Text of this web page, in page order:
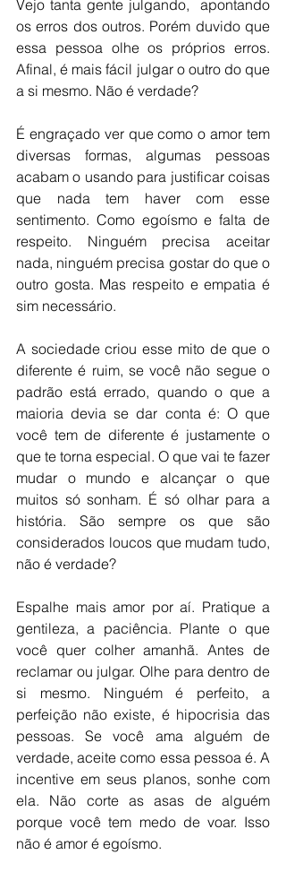
Vejo tanta gente julgando,  apontando
os erros dos outros. Porém duvido que
essa pessoa olhe os próprios erros.
Afinal, é mais fácil julgar o outro do que
a si mesmo. Não é verdade?
É engraçado ver que como o amor tem
diversas formas, algumas pessoas
acabam o usando para justificar coisas
que nada tem haver com esse
sentimento. Como egoísmo e falta de
respeito. Ninguém precisa aceitar
nada, ninguém precisa gostar do que o
outro gosta. Mas respeito e empatia é
sim necessário.
A sociedade criou esse mito de que o
diferente é ruim, se você não segue o
padrão está errado, quando o que a
maioria devia se dar conta é: O que
você tem de diferente é justamente o
que te torna especial. O que vai te fazer
mudar o mundo e alcançar o que
muitos só sonham. É só olhar para a
história. São sempre os que são
considerados loucos que mudam tudo,
não é verdade?
Espalhe mais amor por aí. Pratique a
gentileza, a paciência. Plante o que
você quer colher amanhã. Antes de
reclamar ou julgar. Olhe para dentro de
si mesmo. Ninguém é perfeito, a
perfeição não existe, é hipocrisia das
pessoas. Se você ama alguém de
verdade, aceite como essa pessoa é. A
incentive em seus planos, sonhe com
ela. Não corte as asas de alguém
porque você tem medo de voar. Isso
não é amor é egoísmo.